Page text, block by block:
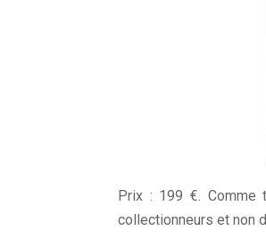
Prix : 199 €. Comme
collectionneurs et non